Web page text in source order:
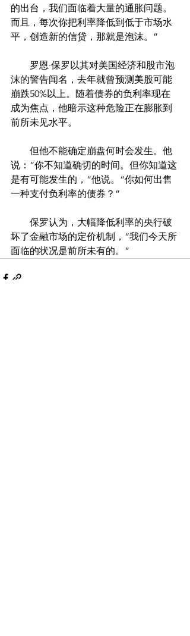
的出台，我们面临着大量的通胀问题。
而且，每次你把利率降低到低于市场水
平，创造新的信贷，那就是泡沫。”
罗恩·保罗以其对美国经济和股市泡
沫的警告闻名，去年就曾预测美股可能
崩跌50%以上。随着债券的负利率现在
成为焦点，他暗示这种危险正在膨胀到
前所未见水平。
但他不能确定崩盘何时会发生。他
说：“你不知道确切的时间。但你知道这
是有可能发生的，“他说。“你如何出售
一种支付负利率的债券？”
保罗认为，大幅降低利率的央行破
坏了金融市场的定价机制，“我们今天所
面临的状况是前所未有的。”